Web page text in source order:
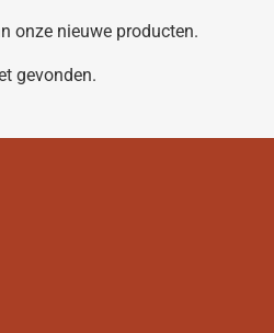
onze nieuwe producten.
gevonden.